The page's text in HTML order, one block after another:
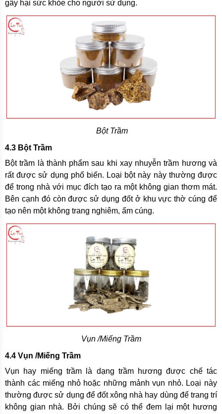
gây hại sức khỏe cho người sử dụng.
Bột Trầm
4.3 Bột Trầm
Bột trầm là thành phẩm sau khi xay nhuyễn trầm hương và
rất được sử dụng phổ biến. Loại bột này này thường được
để trong nhà với mục đích tạo ra một không gian thơm mát.
Bên cạnh đó còn được sử dụng đốt ở khu vực thờ cúng để
tạo nên một không trang nghiêm, ấm cúng.
Vụn /Miếng Trầm
4.4 Vụn /Miếng Trầm
Vụn hay miếng trầm là dạng trầm hương được chế tác
thành các miếng nhỏ hoặc những mảnh vụn nhỏ. Loại này
thường được sử dụng để đốt xông nhà hay dùng để trang trí
không gian nhà. Bởi chúng sẽ có thể đem lại một hương